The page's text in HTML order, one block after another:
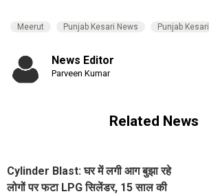
Meerut Punjab Kesari News Punjab Kesari
News Editor
Parveen Kumar
Related News
Cylinder Blast: घर में लगी आग बुझा रहे
लोगों पर फटा LPG सिलेंडर, 15 साल की